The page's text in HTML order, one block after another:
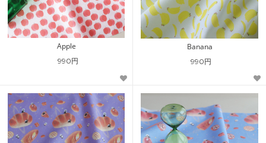
Apple
990円
Banana
990円